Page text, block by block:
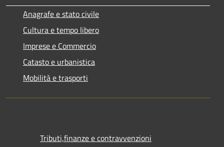
Anagrafe e stato civile
Cultura e tempo libero
Imprese e Commercio
Catasto e urbanistica
Mobilità e trasporti
Tributi,finanze e contravvenzioni